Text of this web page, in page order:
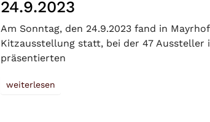
24.9.2023
Am Sonntag, den 24.9.2023 fand in
Kitzausstellung statt, bei der 47 Aussteller
präsentierten
weiterlesen